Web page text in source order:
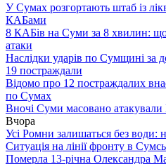
У Сумах розгортають штаб із
КАБами
8 КАБів на Суми за 8 хвилин: що
атаки
Наслідки ударів по Сумщині за
19 постраждали
Відомо про 12 постраждалих
по Сумах
Вночі Суми масовано
Вчора
Усі Ромни залишаться без води:
Ситуація на лінії фронту в
Померла 13-річна Олександра